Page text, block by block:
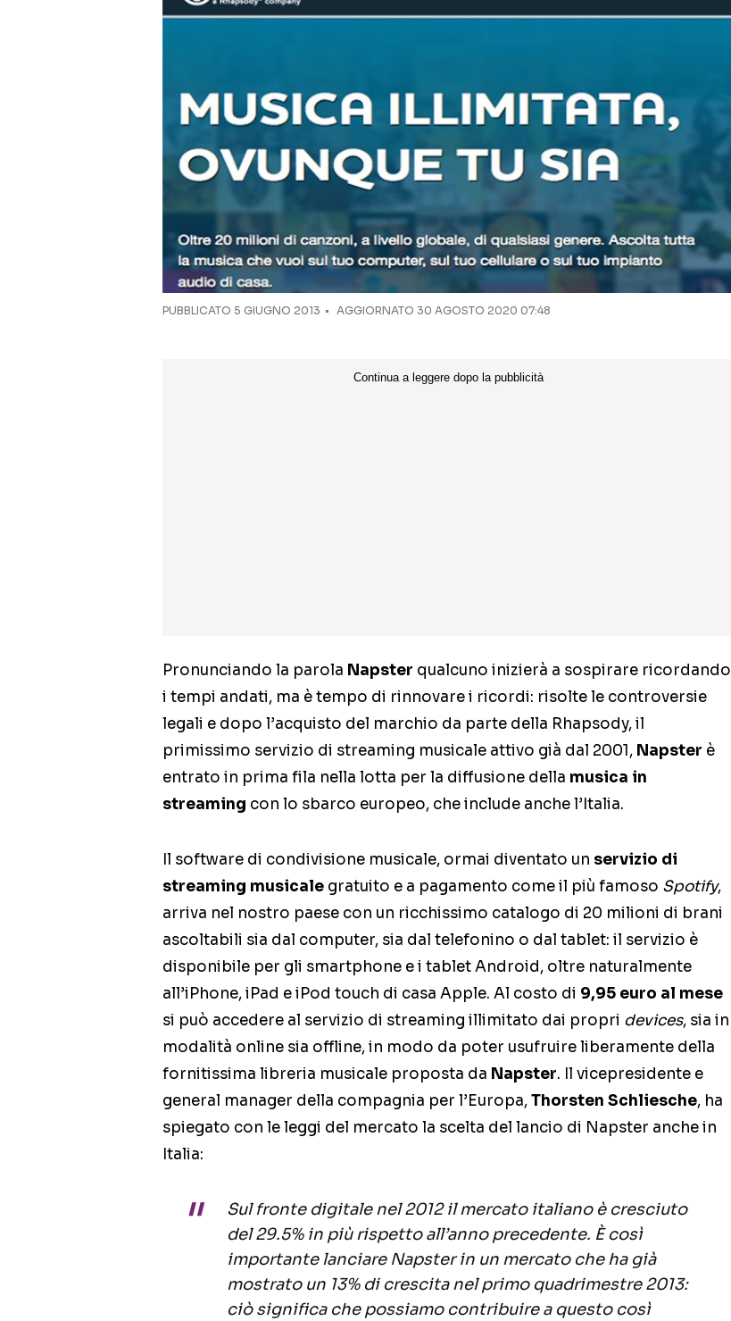
PUBBLICATO 5 GIUGNO 2013 AGGIORNATO 30 AGOSTO 2020 07:48
Pronunciando la parola Napster qualcuno inizierà a sospirare ricordando
i tempi andati, ma è tempo di rinnovare i ricordi: risolte le controversie
legali e dopo l’acquisto del marchio da parte della Rhapsody, il
primissimo servizio di streaming musicale attivo già dal 2001, Napster è
entrato in prima fila nella lotta per la diffusione della musica in
streaming con lo sbarco europeo, che include anche l’Italia.
Il software di condivisione musicale, ormai diventato un servizio di
streaming musicale gratuito e a pagamento come il più famoso Spotify,
arriva nel nostro paese con un ricchissimo catalogo di 20 milioni di brani
ascoltabili sia dal computer, sia dal telefonino o dal tablet: il servizio è
disponibile per gli smartphone e i tablet Android, oltre naturalmente
all’iPhone, iPad e iPod touch di casa Apple. Al costo di 9,95 euro al mese
si può accedere al servizio di streaming illimitato dai propri devices, sia in
modalità online sia offline, in modo da poter usufruire liberamente della
fornitissima libreria musicale proposta da Napster. Il vicepresidente e
general manager della compagnia per l’Europa,Thorsten Schliesche, ha
spiegato con le leggi del mercato la scelta del lancio di Napster anche in
Italia:
Sul fronte digitale nel 2012 il mercato italiano è cresciuto
del 29.5% in più rispetto all’anno precedente. È così
importante lanciare Napster in un mercato che ha già
mostrato un 13% di crescita nel primo quadrimestre 2013:
ciò significa che possiamo contribuire a questo così